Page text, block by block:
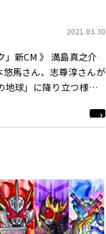
2021.03.30
」新CM 》 満島真之介
馬さん、志尊淳さんが
地球」に降り立つ様子
（水)より放送開始